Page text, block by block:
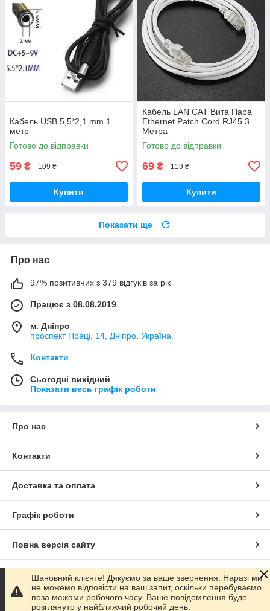
Кабель USB 5,5*2,1 mm 1
метр
Готово до відправки
59 ₴ 109 ₴
Купити
Кабель LAN CAT Вита Пара
Ethernet Patch Cord RJ45 3
Метра
Готово до відправки
69 ₴ 119 ₴
Купити
Показати ще
Про нас
97% позитивних з 379 відгуків за рік
Працює з 08.08.2019
м. Дніпро
проспект Праці, 14, Дніпро, Україна
Контакти
Сьогодні вихідний
Показати весь графік роботи
Про нас
Контакти
Доставка та оплата
Графік роботи
Повна версія сайту
Сайт створено на маркетплейсіProm.ua
Політика конфіденційності
Шановний клієнте! Дякуємо за ваше звернення. Наразі ми
не можемо відповісти на ваш запит, оскільки перебуваємо
поза межами робочого часу. Ваше повідомлення буде
розглянуто у найближчий робочий день.